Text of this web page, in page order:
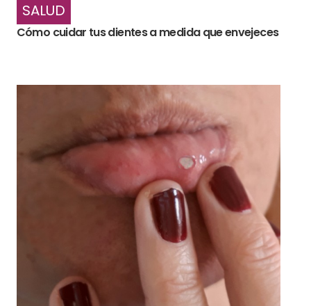
SALUD
Cómo cuidar tus dientes a medida que envejeces